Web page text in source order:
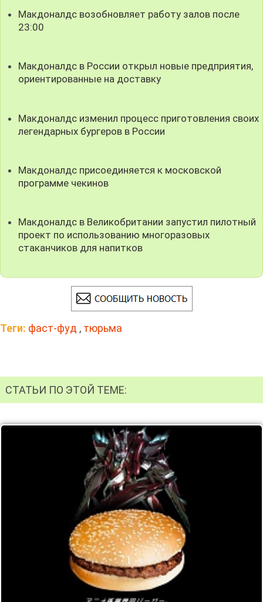
Макдоналдс возобновляет работу залов после
23:00
Макдоналдс в России открыл новые предприятия,
ориентированные на доставку
Макдоналдс изменил процесс приготовления своих
легендарных бургеров в России
Макдоналдс присоединяется к московской
программе чекинов
Макдоналдс в Великобритании запустил пилотный
проект по использованию многоразовых
стаканчиков для напитков
Теги: фаст-фуд , тюрьма
СТАТЬИ ПО ЭТОЙ ТЕМЕ: